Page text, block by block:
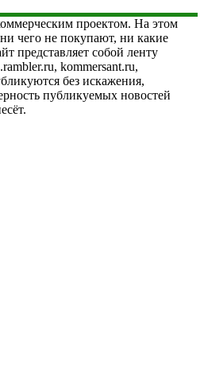
проектом. На этом
чего не покупают, ни какие
представляет собой ленту
kommersant.ru,
без искажения,
публикуемых новостей